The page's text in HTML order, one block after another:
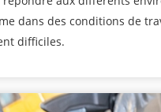
dans des conditions de
difficiles.